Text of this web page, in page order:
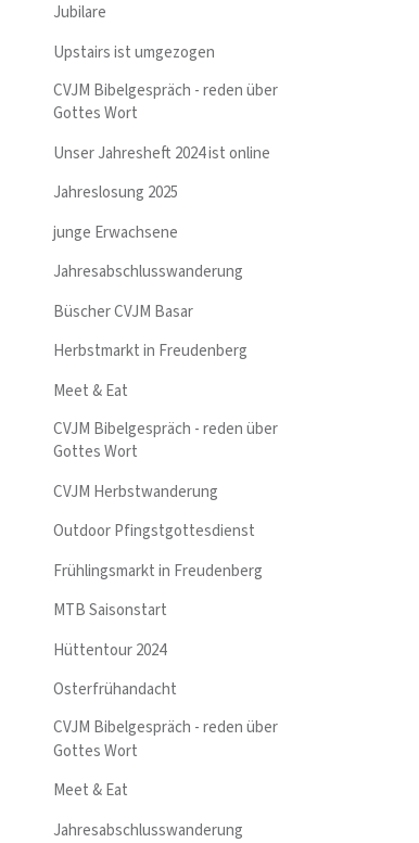
Jubilare
Upstairs ist umgezogen
CVJM Bibelgespräch - reden über
Gottes Wort
Unser Jahresheft 2024 ist online
Jahreslosung 2025
junge Erwachsene
Jahresabschlusswanderung
Büscher CVJM Basar
Herbstmarkt in Freudenberg
Meet & Eat
CVJM Bibelgespräch - reden über
Gottes Wort
CVJM Herbstwanderung
Outdoor Pfingstgottesdienst
Frühlingsmarkt in Freudenberg
MTB Saisonstart
Hüttentour 2024
Osterfrühandacht
CVJM Bibelgespräch - reden über
Gottes Wort
Meet & Eat
Jahresabschlusswanderung